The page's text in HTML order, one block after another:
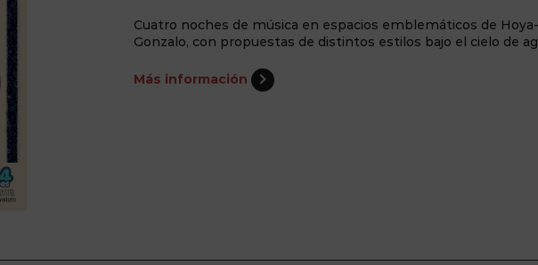
Cuatro noches de música en espacios emblemáticos de Hoya-
Gonzalo, con propuestas de distintos estilos bajo el cielo de
Más información